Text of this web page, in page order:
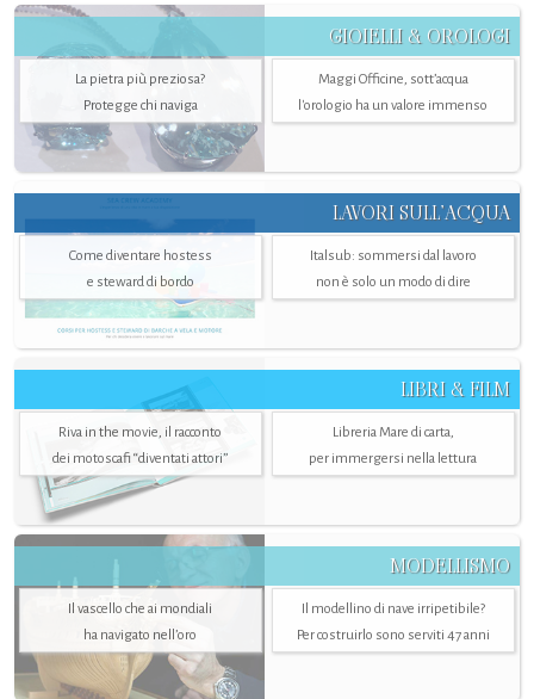
GIOIELLI & OROLOGI
La pietra più preziosa?
Protegge chi naviga
Maggi Officine, sott’acqua
l'orologio ha un valore immenso
LAVORI SULL’ACQUA
Come diventare hostess
e steward di bordo
Italsub: sommersi dal lavoro
non è solo un modo di dire
LIBRI & FILM
Riva in the movie, il racconto
dei motoscafi “diventati attori”
Libreria Mare di carta,
per immergersi nella lettura
MODELLISMO
Il vascello che ai mondiali
ha navigato nell’oro
Il modellino di nave irripetibile?
Per costruirlo sono serviti 47 anni